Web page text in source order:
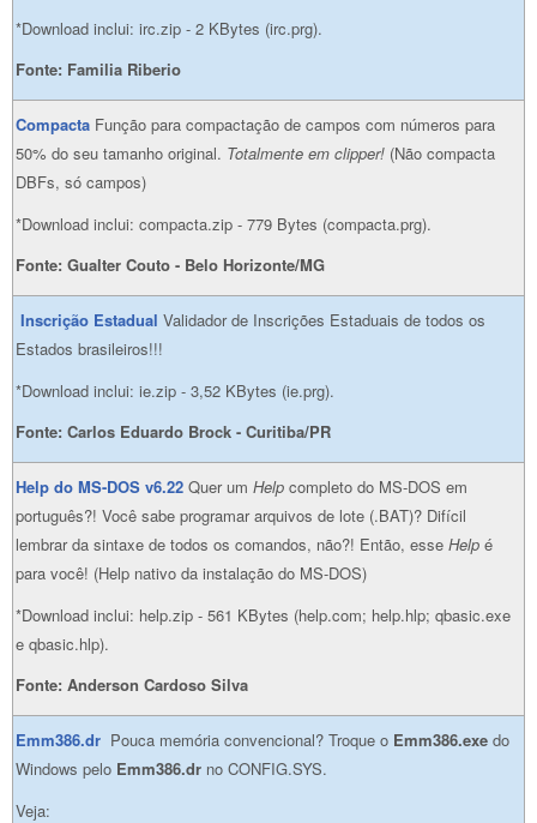
*Download inclui: irc.zip - 2 KBytes (irc.prg).
Fonte: Familia Riberio
Compacta Função para compactação de campos com números para
50% do seu tamanho original. Totalmente em clipper! (Não compacta
DBFs, só campos)
*Download inclui: compacta.zip - 779 Bytes (compacta.prg).
Fonte: Gualter Couto - Belo Horizonte/MG
Inscrição Estadual Validador de Inscrições Estaduais de todos os
Estados brasileiros!!!
*Download inclui: ie.zip - 3,52 KBytes (ie.prg).
Fonte: Carlos Eduardo Brock - Curitiba/PR
Help do MS-DOS v6.22 Quer um Help completo do MS-DOS em
português?! Você sabe programar arquivos de lote (.BAT)? Difícil
lembrar da sintaxe de todos os comandos, não?! Então, esse Help é
para você! (Help nativo da instalação do MS-DOS)
*Download inclui: help.zip - 561 KBytes (help.com; help.hlp; qbasic.exe
e qbasic.hlp).
Fonte: Anderson Cardoso Silva
Emm386.dr Pouca memória convencional? Troque o Emm386.exe do
Windows pelo Emm386.dr no CONFIG.SYS.
Veja: